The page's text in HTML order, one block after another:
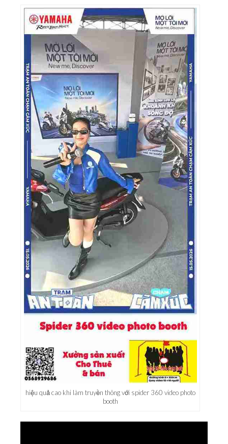
hiệu quả cao khi làm truyền thông với spider 360 video photo
booth